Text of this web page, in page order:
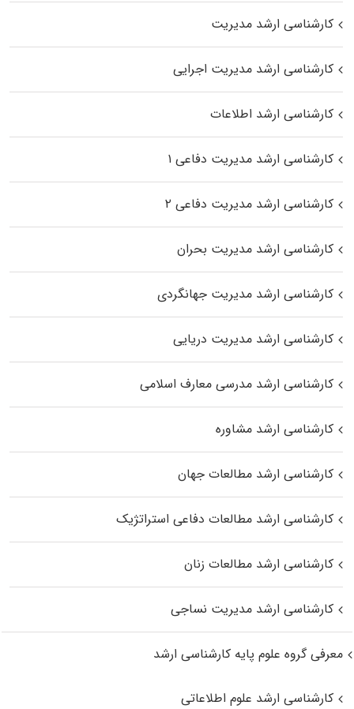
کارشناسی ارشد مدیریت
کارشناسی ارشد مدیریت اجرایی
کارشناسی ارشد اطلاعات
کارشناسی ارشد مدیریت دفاعی ۱
کارشناسی ارشد مدیریت دفاعی ۲
کارشناسی ارشد مدیریت بحران
کارشناسی ارشد مدیریت جهانگردی
کارشناسی ارشد مدیریت دریایی
کارشناسی ارشد مدرسی معارف اسلامی
کارشناسی ارشد مشاوره
کارشناسی ارشد مطالعات جهان
کارشناسی ارشد مطالعات دفاعی استراتژیک
کارشناسی ارشد مطالعات زنان
کارشناسی ارشد مدیریت نساجی
معرفی گروه علوم پایه کارشناسی ارشد
کارشناسی ارشد علوم اطلاعاتی